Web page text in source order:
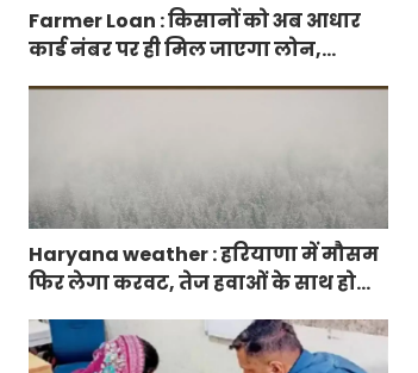
Farmer Loan : किसानों को अब आधार
कार्ड नंबर पर ही मिल जाएगा लोन,
Haryana weather : हरियाणा में मौसम
फिर लेगा करवट, तेज हवाओं के साथ होगी